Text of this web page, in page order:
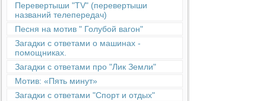
Перевертыши "TV" (перевертыши
названий телепередач)
Песня на мотив " Голубой вагон"
Загадки с ответами о машинах -
помощниках.
Загадки с ответами про "Лик Земли"
Мотив: «Пять минут»
Загадки с ответами "Спорт и отдых"